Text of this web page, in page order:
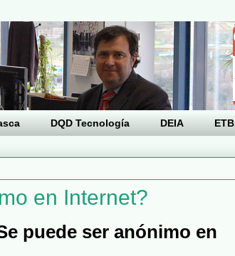
DQD Tecnología DEIA ETB
en Internet?
puede ser anónimo en